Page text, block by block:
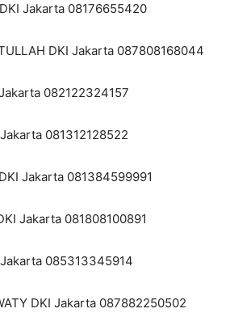
Jakarta 08176655420
DKI Jakarta 087808168044
082122324157
081312128522
Jakarta 081384599991
Jakarta 081808100891
Jakarta 085313345914
DKI Jakarta 087882250502